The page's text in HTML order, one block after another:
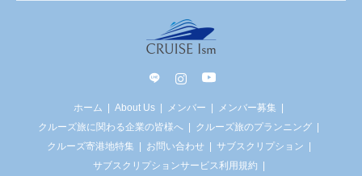
ホーム About Us メンバー
メンバー募集
クルーズ旅に関わる企業の皆様へ
クルーズ旅のプランニング
クルーズ寄港地特集
お問い合わせ
サブスクリプション
サブスクリプションサービス利用規約